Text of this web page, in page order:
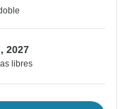
2027
libres